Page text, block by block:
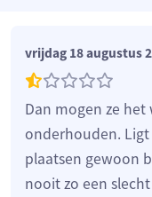
vrijdag 18 augustus
Dan mogen ze
onderhouden. Ligt
plaatsen gewoon
nooit zo een